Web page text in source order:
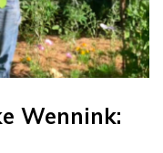
Wennink: